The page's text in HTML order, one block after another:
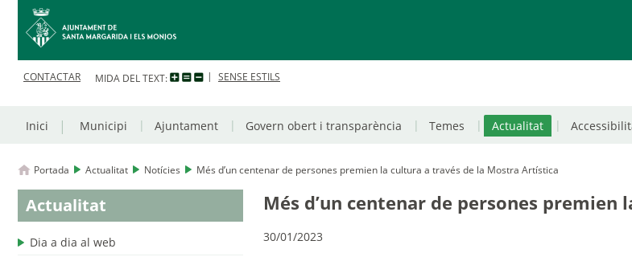
CONTACTAR MIDA DEL TEXT: SENSE ESTILS
Inici Municipi Ajuntament Govern obert i transparència Temes Actualitat
Portada Actualitat Notícies Més d’un centenar de persones premien la cultura a través de la Mostra Artística
Actualitat
Dia a dia al web
Més d’un centenar de persones
30/01/2023